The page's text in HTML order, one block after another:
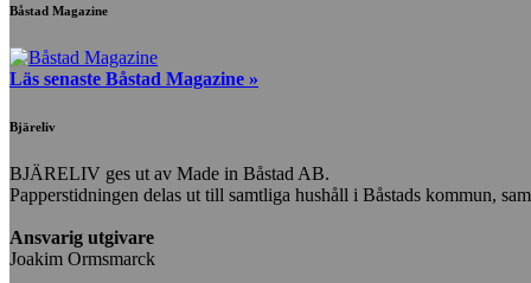
Båstad Magazine
Läs senaste Båstad Magazine »
Bjäreliv
BJÄRELIV ges ut av Made in Båstad AB.
Papperstidningen delas ut till samtliga hushåll i Båstads kommun,
Ansvarig utgivare
Joakim Ormsmarck